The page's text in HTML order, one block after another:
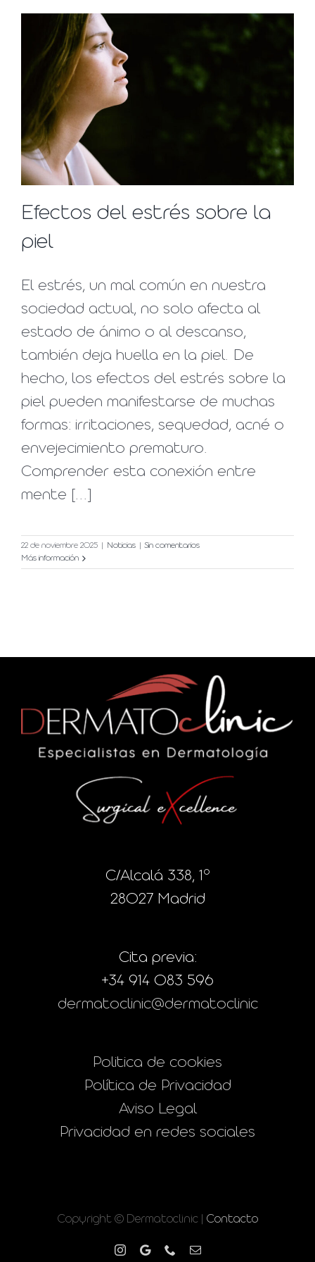
Efectos del estrés sobre la
piel
El estrés, un mal común en nuestra
sociedad actual, no solo afecta al
estado de ánimo o al descanso,
también deja huella en la piel. De
hecho, los efectos del estrés sobre la
piel pueden manifestarse de muchas
formas: irritaciones, sequedad, acné o
envejecimiento prematuro.
Comprender esta conexión entre
mente [...]
22 de noviembre 2025 Noticias
Sin comentarios
Más información
C/Alcalá 338, 1º
28027 Madrid
Cita previa:
+34 914 083 596
dermatoclinic@dermatoclinic
Politica de cookies
Política de Privacidad
Aviso Legal
Privacidad en redes sociales
Copyright © Dermatoclinic | Contacto
Instagram
Google PhoneCorreo